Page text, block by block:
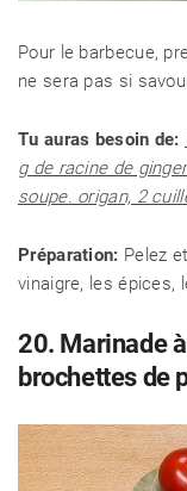
Pour le barbecue,
ne sera pas si
Tu auras besoin de:
g de racine de
soupe. origan, 2
Préparation: Pelez
vinaigre, les épices,
20. Marinade
brochettes de